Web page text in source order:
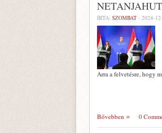
NETANJAHUT
ÍRTA: SZOMBAT - 2024-
Arra a felvetésre, hogy
Bővebben 0